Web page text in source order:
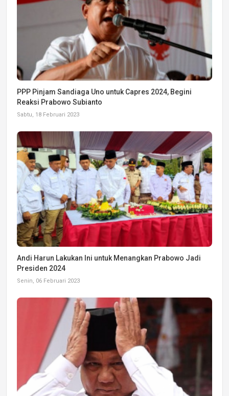
PPP Pinjam Sandiaga Uno untuk Capres 2024, Begini
Reaksi Prabowo Subianto
Sabtu, 18 Februari 2023
Andi Harun Lakukan Ini untuk Menangkan Prabowo Jadi
Presiden 2024
Senin, 06 Februari 2023